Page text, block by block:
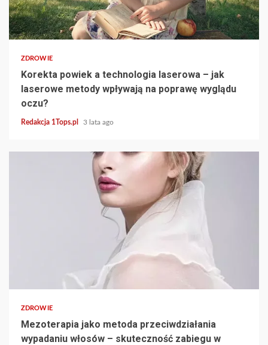
5 min read
ZDROWIE
Korekta powiek a technologia laserowa – jak
laserowe metody wpływają na poprawę wyglądu
oczu?
Redakcja 1Tops.pl 3 lata ago
ZDROWIE
Mezoterapia jako metoda przeciwdziałania
wypadaniu włosów – skuteczność zabiegu w